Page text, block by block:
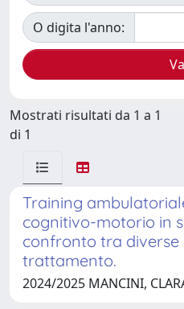
O digita l'anno:
Mostrati risultati da 1 a 1
di 1
Training
cognitivo-motorio in
confronto tra diverse
trattamento.
2024/2025 MANCINI,